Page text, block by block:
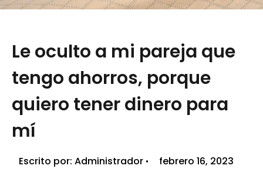
Le oculto a mi pareja que
tengo ahorros, porque
quiero tener dinero para
mí
Escrito por: Administrador febrero 16, 2023